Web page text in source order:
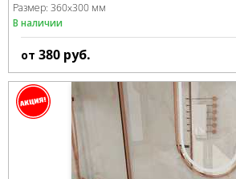
Размер: 360x300 мм
В наличии
от 380 руб.